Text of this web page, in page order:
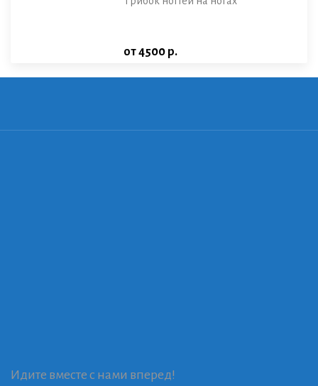
от 4500 р.
Идите вместе с нами вперед!